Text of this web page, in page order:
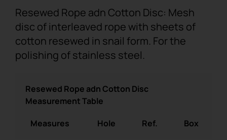
Resewed Rope adn Cotton Disc: Mesh
disc of interleaved rope with sheets of
cotton resewed in snail form. For the
polishing of stainless steel.
Resewed Rope adn Cotton Disc
Measurement Table
Measures
Hole Ref. Box